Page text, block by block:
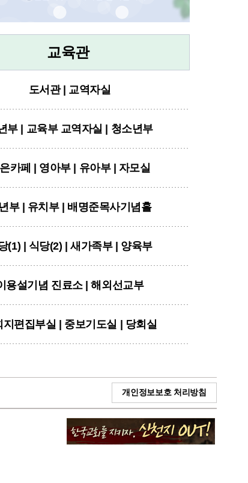
교육관
도서관 | 교역자실
부 | 교육부 교역자실 | 청소년부
카페 | 영아부 | 유아부 | 자모실
부 | 유치부 | 배명준목사기념홀
(1) | 식당(2) | 새가족부 | 양육부
용설기념 진료소 | 해외선교부
지편집부실 | 중보기도실 | 당회실
개인정보보호 처리방침